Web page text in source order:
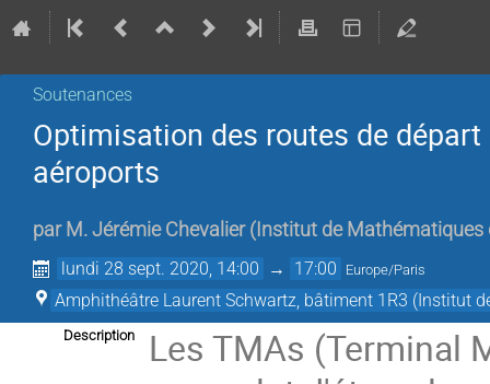
Soutenances
Optimisation des routes de
aéroports
par M. Jérémie Chevalier ( Institut de Mathématiques
lundi 28 sept. 2020, 14:00 → 17:00 Europe/Paris
Amphithéâtre Laurent Schwartz, bâtiment 1R3 (Institut
Description
Les TMAs (Terminal